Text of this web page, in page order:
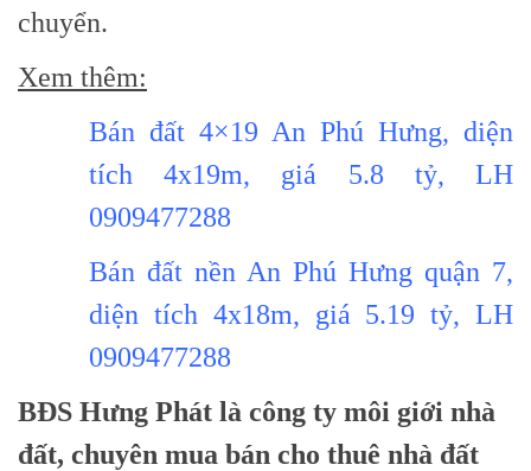
chuyển.
Xem thêm:
Bán đất 4×19 An Phú Hưng, diện
tích 4x19m, giá 5.8 tỷ, LH
0909477288
Bán đất nền An Phú Hưng quận 7,
diện tích 4x18m, giá 5.19 tỷ, LH
0909477288
BĐS Hưng Phát là công ty môi giới nhà
đất, chuyên mua bán cho thuê nhà đất